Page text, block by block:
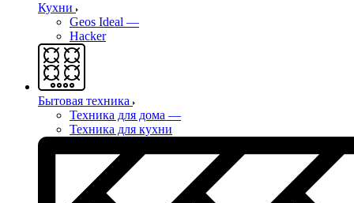
Кухни
Geos Ideal —
Hacker
Бытовая техника
Техника для дома —
Техника для кухни